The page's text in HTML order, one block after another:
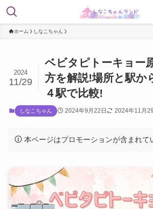
ホーム しなこちゃん
ベビタピトーキョー
方を解説!場所と駅か
４駅で比較!
2024
11/29
しなこちゃん 2024年9月22日 2024年11月
本ページはプロモーションが含まれて